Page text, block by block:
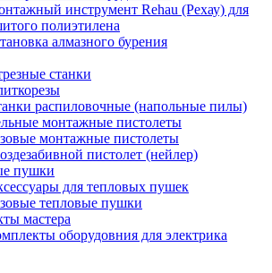
инструмент Rehau (Рехау) для
полиэтилена
алмазного бурения
станки
распиловочные (напольные пилы)
монтажные пистолеты
монтажные пистолеты
пистолет (нейлер)
пушки
для тепловых пушек
тепловые пушки
мастера
оборудовния для электрика